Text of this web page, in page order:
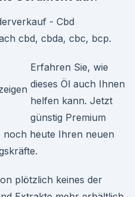
- Cbd
cbd, cbda, cbc, bcp.
Erfahren Sie, wie
dieses Öl auch Ihnen
helfen kann. Jetzt
günstig Premium
noch heute Ihren neuen
plötzlich keines der